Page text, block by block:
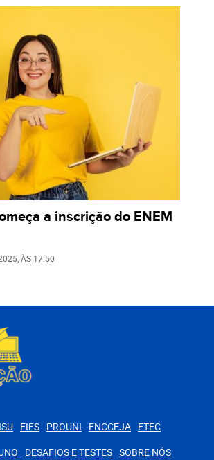
a inscrição do ENEM
, ÀS 17:50
FIES PROUNI ENCCEJA ETEC
DESAFIOS E TESTES SOBRE NÓS